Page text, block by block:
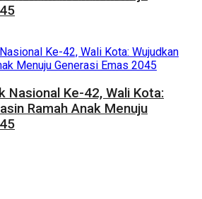
Nasional Ke-42, Wali Kota:
Ramah Anak Menuju